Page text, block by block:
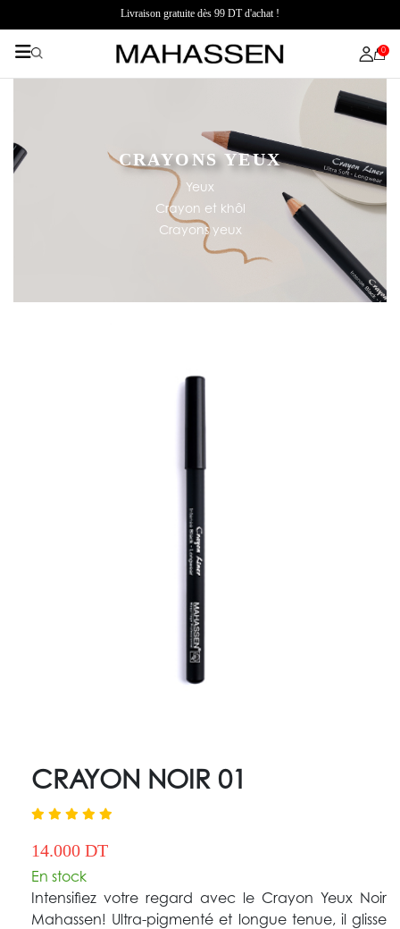
Livraison gratuite dès 99 DT d'achat !
0
CRAYONS YEUX
Yeux
Crayon et khôl
Crayons yeux
CRAYON NOIR 01
14.000 DT
En stock
Intensifiez votre regard avec le Crayon Yeux Noir
Mahassen! Ultra-pigmenté et longue tenue, il glisse